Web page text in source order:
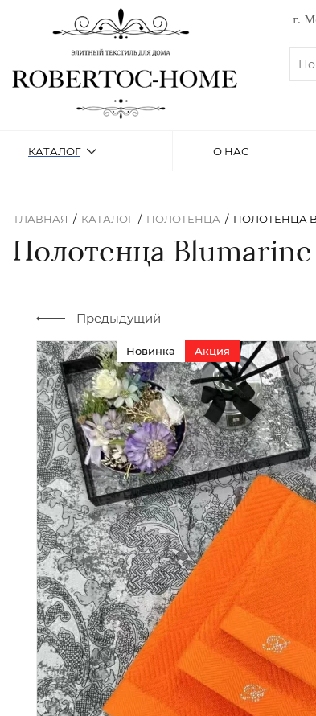
г.
КАТАЛОГ О НАС
ГЛАВНАЯ / КАТАЛОГ / ПОЛОТЕНЦА / ПОЛОТЕНЦА
Полотенца
Предыдущий
Новинка Акция